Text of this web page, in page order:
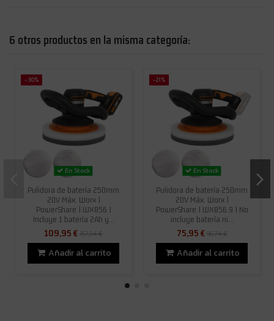
6 otros productos en la misma categoría:
-30%
En Stock
Pulidora de batería 250mm
20V Máx. Worx |
PowerShare | WX856 |
Incluye 1 batería 2Ah y...
109,95 €157,24 €
Añadir al carrito
-21%
En Stock
Pulidora de batería 250mm
20V Máx. Worx |
PowerShare | WX856.9 | No
incluye batería ni...
75,95 €96,74 €
Añadir al carrito